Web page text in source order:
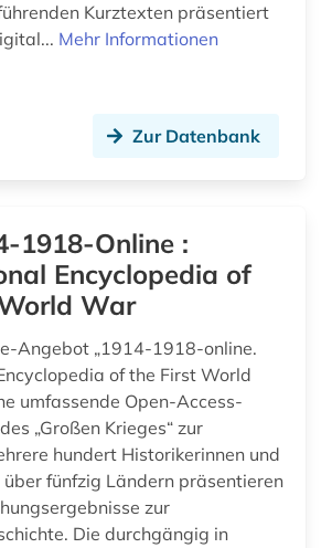
bayerische motoren-werke (1)
beeinträchtigung (1)
(1)
begräbnisstätte (1)
behinderung (2)
behringwerke (1)
Kurztexten präsentiert
Mehr Informationen
Zur Datenbank
1918-Online :
Encyclopedia of
War
Angebot „1914-1918-online.
of the First World
umfassende Open-Access-
„Großen Krieges“ zur
hundert Historikerinnen und
fünfzig Ländern präsentieren
zur
Die durchgängig in